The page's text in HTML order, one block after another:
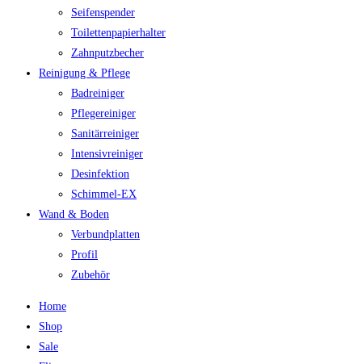
Seifenspender
Toilettenpapierhalter
Zahnputzbecher
Reinigung & Pflege
Badreiniger
Pflegereiniger
Sanitärreiniger
Intensivreiniger
Desinfektion
Schimmel-EX
Wand & Boden
Verbundplatten
Profil
Zubehör
Home
Shop
Sale